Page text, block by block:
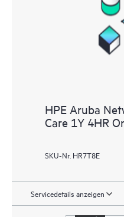
HPE Aruba
Care 1Y 4HR
SKU-Nr. HR7T8E
Servicedetails anzeigen